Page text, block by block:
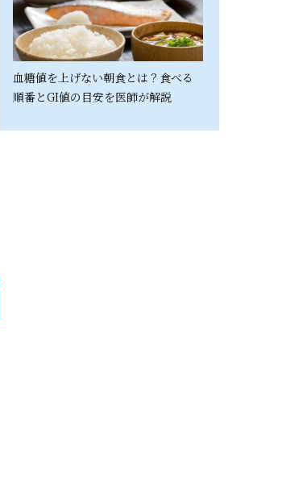
血糖値を上げない朝食とは？食べる
順番とGI値の目安を医師が解説